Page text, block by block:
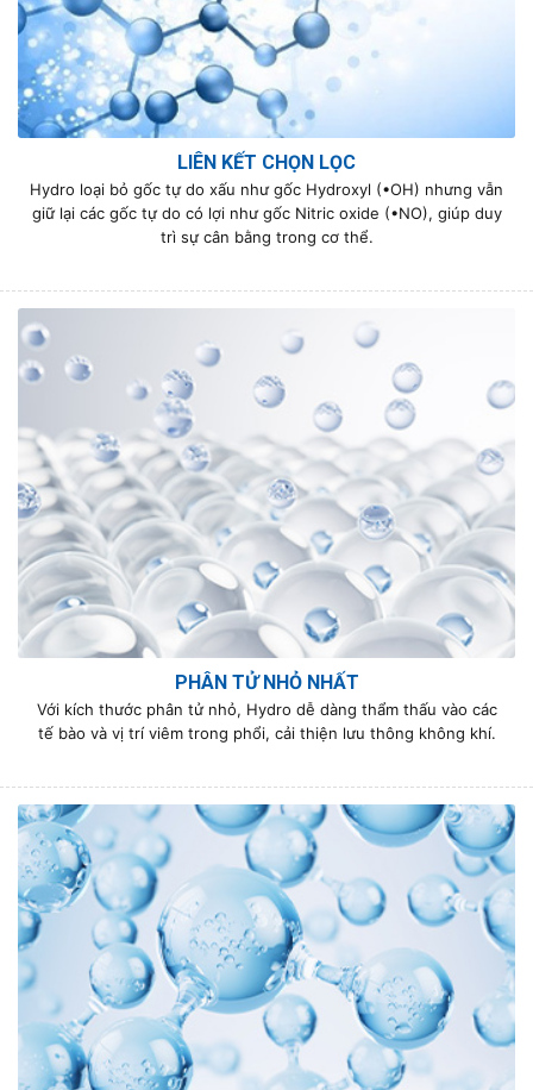
LIÊN KẾT CHỌN LỌC
Hydro loại bỏ gốc tự do xấu như gốc Hydroxyl (•OH) nhưng vẫn
giữ lại các gốc tự do có lợi như gốc Nitric oxide (•NO), giúp duy
trì sự cân bằng trong cơ thể.
PHÂN TỬ NHỎ NHẤT
Với kích thước phân tử nhỏ, Hydro dễ dàng thẩm thấu vào các
tế bào và vị trí viêm trong phổi, cải thiện lưu thông không khí.